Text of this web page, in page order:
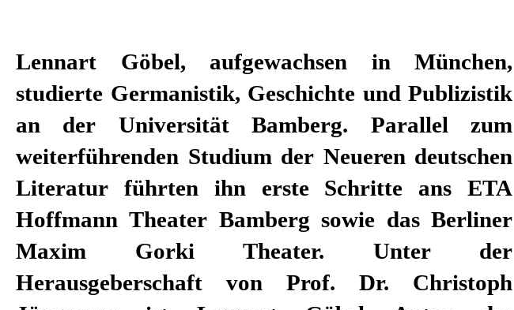
Lennart Göbel, aufgewachsen in München,
studierte Germanistik, Geschichte und Publizistik
an der Universität Bamberg. Parallel zum
weiterführenden Studium der Neueren deutschen
Literatur führten ihn erste Schritte ans ETA
Hoffmann Theater Bamberg sowie das Berliner
Maxim Gorki Theater. Unter der
Herausgeberschaft von Prof. Dr. Christoph